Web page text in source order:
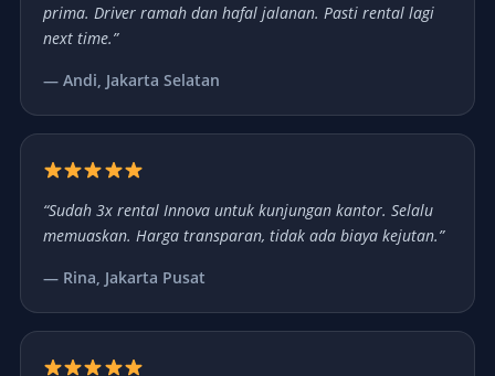
prima. Driver ramah dan hafal jalanan. Pasti rental lagi
next time.”
— Andi, Jakarta Selatan
“Sudah 3x rental Innova untuk kunjungan kantor. Selalu
memuaskan. Harga transparan, tidak ada biaya kejutan.”
— Rina, Jakarta Pusat